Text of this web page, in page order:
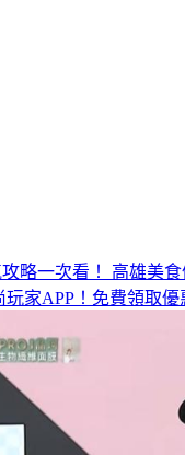
略一次看！ 高雄美
玩家APP！免費領取優